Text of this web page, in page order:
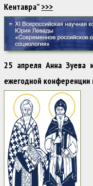
Кентавра”>>>
25 апреля Анна Зуева
ежегодной